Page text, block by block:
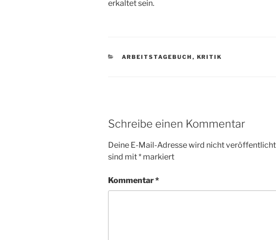
erkaltet sein.
KATEGORIEN
ARBEITSTAGEBUCH , KRITIK
Schreibe einen Kommentar
Deine E-Mail-Adresse wird nicht
sind mit* markiert
Kommentar*